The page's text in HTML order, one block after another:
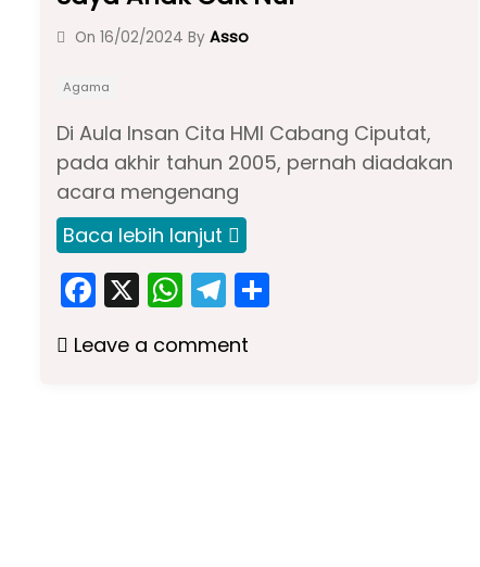
On 16/02/2024 By Asso
Agama
Di Aula Insan Cita HMI Cabang Ciputat,
pada akhir tahun 2005, pernah diadakan
acara mengenang
Baca lebih lanjut
F
a
c
X W
h
a
T
el
e
Leave a comment